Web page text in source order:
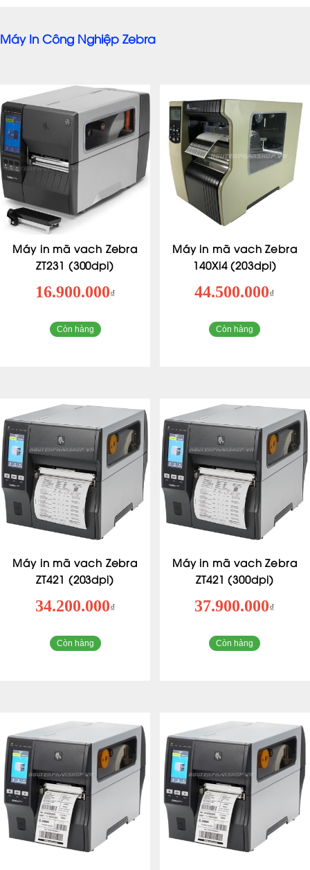
Máy In Công Nghiệp Zebra
Máy in mã vach Zebra
ZT231 (300dpi)
16.900.000₫
Còn hàng
Máy in mã vach Zebra
140Xi4 (203dpi)
44.500.000₫
Còn hàng
Máy in mã vach Zebra
ZT421 (203dpi)
34.200.000₫
Còn hàng
Máy in mã vach Zebra
ZT421 (300dpi)
37.900.000₫
Còn hàng